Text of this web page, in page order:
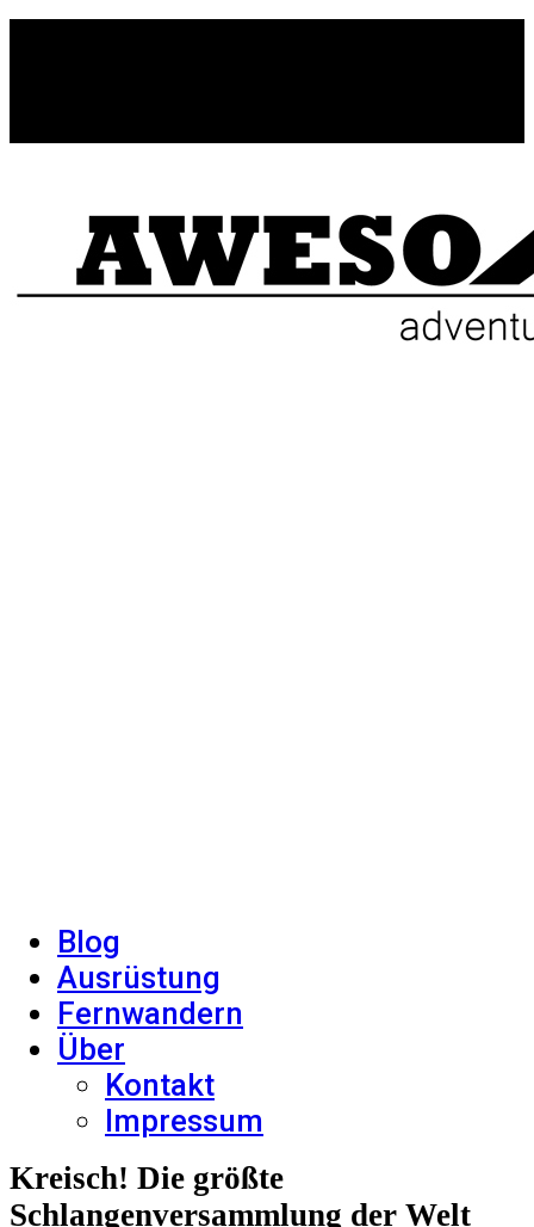
Blog
Ausrüstung
Fernwandern
Über
Kontakt
Impressum
Kreisch! Die größte
Schlangenversammlung der Welt